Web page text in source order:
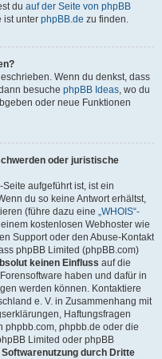
du auf der Seite von phpBB
ist unter phpBB.de zu finden.
Wenn du denkst, dass
besuche phpBB Ideas, wo du
oder neue Funktionen
oder juristische
Seite aufgeführt ist, ist ein
du so keine Antwort erhältst,
(führe dazu eine „WHOIS“-
kostenlosen Webhoster wie
Support oder den Abuse-Kontakt
phpBB Limited (phpBB.com)
keinen Einfluss auf die
haben und dafür in
werden können. Kontaktiere
e. V. in Zusammenhang mit
Haftungsfragen
phpbb.com, phpbb.de oder die
Limited oder phpBB
Softwarenutzung durch Dritte